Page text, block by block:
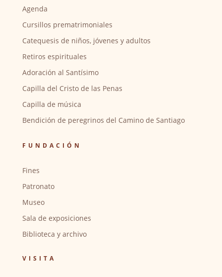
Agenda
Cursillos prematrimoniales
Catequesis de niños, jóvenes y adultos
Retiros espirituales
Adoración al Santísimo
Capilla del Cristo de las Penas
Capilla de música
Bendición de peregrinos del Camino de Santiago
FUNDACIÓN
Fines
Patronato
Museo
Sala de exposiciones
Biblioteca y archivo
VISITA